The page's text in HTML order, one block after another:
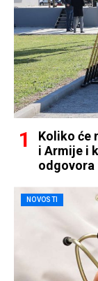
Koliko će
i Armije i
odgovora
NOVOSTI